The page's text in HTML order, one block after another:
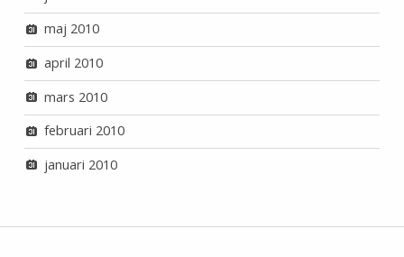
maj 2010
april 2010
mars 2010
februari 2010
januari 2010
Inläggsnavigering